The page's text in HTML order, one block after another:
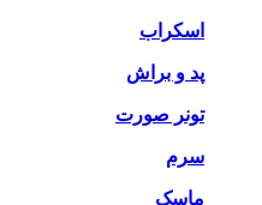
اسکراب
پد و براش
تونر صورت
سرم
ماسک